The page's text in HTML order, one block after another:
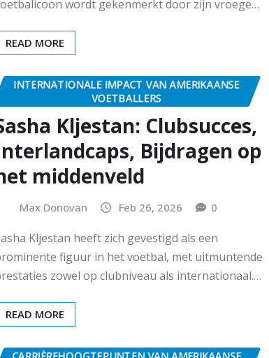
wordt gekenmerkt door zijn vroege…
READ MORE
INTERNATIONALE IMPACT VAN AMERIKAANSE
VOETBALLERS
Kljestan: Clubsucces,
Bijdragen op
middenveld
Max Donovan Feb 26, 2026 0
Kljestan heeft zich gevestigd als een
figuur in het voetbal, met uitmuntende
zowel op clubniveau als internationaal.…
READ MORE